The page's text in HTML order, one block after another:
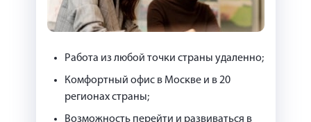
Работа из любой точки страны удаленно;
Комфортный офис в Москве и в 20
регионах страны;
Возможность перейти и развиваться в